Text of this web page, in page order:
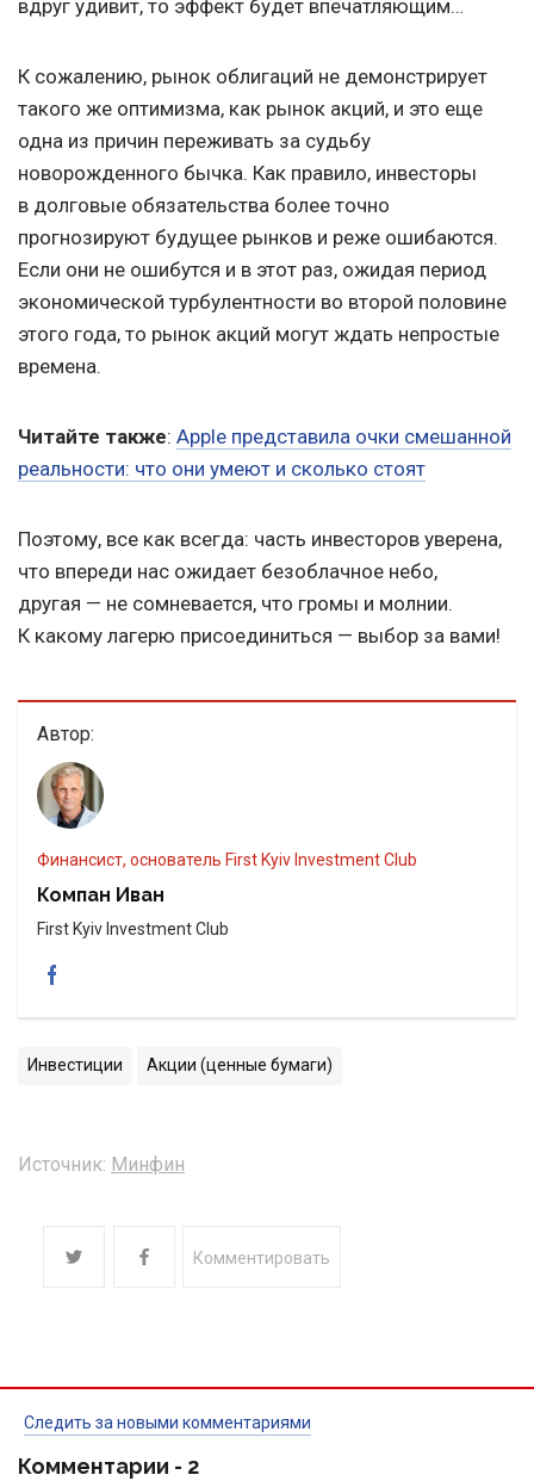
вдруг удивит, то эффект будет впечатляющим…
К сожалению, рынок облигаций не демонстрирует
такого же оптимизма, как рынок акций, и это еще
одна из причин переживать за судьбу
новорожденного бычка. Как правило, инвесторы
в долговые обязательства более точно
прогнозируют будущее рынков и реже ошибаются.
Если они не ошибутся и в этот раз, ожидая период
экономической турбулентности во второй половине
этого года, то рынок акций могут ждать непростые
времена.
Читайте также: Apple представила очки смешанной
реальности: что они умеют и сколько стоят
Поэтому, все как всегда: часть инвесторов уверена,
что впереди нас ожидает безоблачное небо,
другая — не сомневается, что громы и молнии.
К какому лагерю присоединиться — выбор за вами!
Автор:
Финансист, основатель First Kyiv Investment Club
Компан Иван
First Kyiv Investment Club
Инвестиции Акции (ценные бумаги)
Источник: Минфин
Комментировать
Следить за новыми комментариями
Комментарии - 2